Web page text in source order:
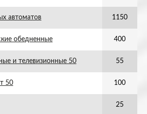
автоматов 1150
обедненные 400
и телевизионные 50 55
50 100
25